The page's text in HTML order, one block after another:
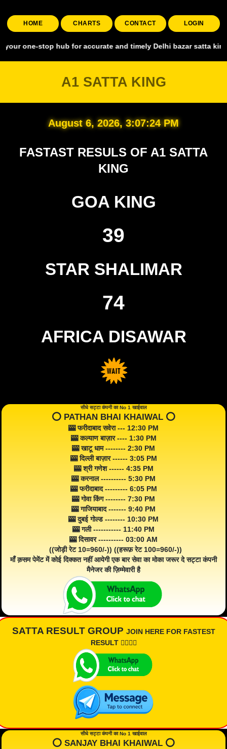
HOME CHARTS CONTACT LOGIN
hub for accurate and timely Delhi bazar satta king,
A1 SATTA KING
August 6, 2026, 3:07:25 PM
FASTAST RESULS OF A1 SATTA
KING
GOA KING
39
STAR SHALIMAR
74
AFRICA DISAWAR
सीधे सट्टा कंपनी का No 1 खाईवाल
⭕️ PATHAN BHAI KHAIWAL ⭕️
🎰 फरीदाबाद सवेरा --- 12:30 PM
🎰 कल्याण बाज़ार ---- 1:30 PM
🎰 खाटू धाम -------- 2:30 PM
🎰 दिल्ली बाज़ार ------ 3:05 PM
🎰 श्री गणेश ------ 4:35 PM
🎰 करनाल ---------- 5:30 PM
🎰 फरीदाबाद --------- 6:05 PM
🎰 गोवा किंग -------- 7:30 PM
🎰 गाजियाबाद ------- 9:40 PM
🎰 दुबई गोल्ड -------- 10:30 PM
🎰 गली ----------- 11:40 PM
🎰 दिसावर ---------- 03:00 AM
((जोड़ी रेट 10=960/-)) ((हरूफ़ रेट 100=960/-))
माँ क़सम पेमेंट में कोई दिक्कत नहीं आयेगी एक बार सेवा का मोका जरूर दे सट्टा कंपनी
मैनेजर की ज़िम्मेवारी है
SATTA RESULT GROUP JOIN HERE FOR FASTEST
RESULT 👇🏾👇🏾
सीधे सट्टा कंपनी का No 1 खाईवाल
⭕️ SANJAY BHAI KHAIWAL ⭕️